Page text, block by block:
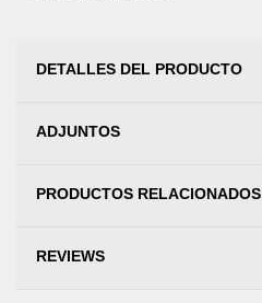
DETALLES DEL PRODUCTO
ADJUNTOS
PRODUCTOS RELACIONADOS
REVIEWS